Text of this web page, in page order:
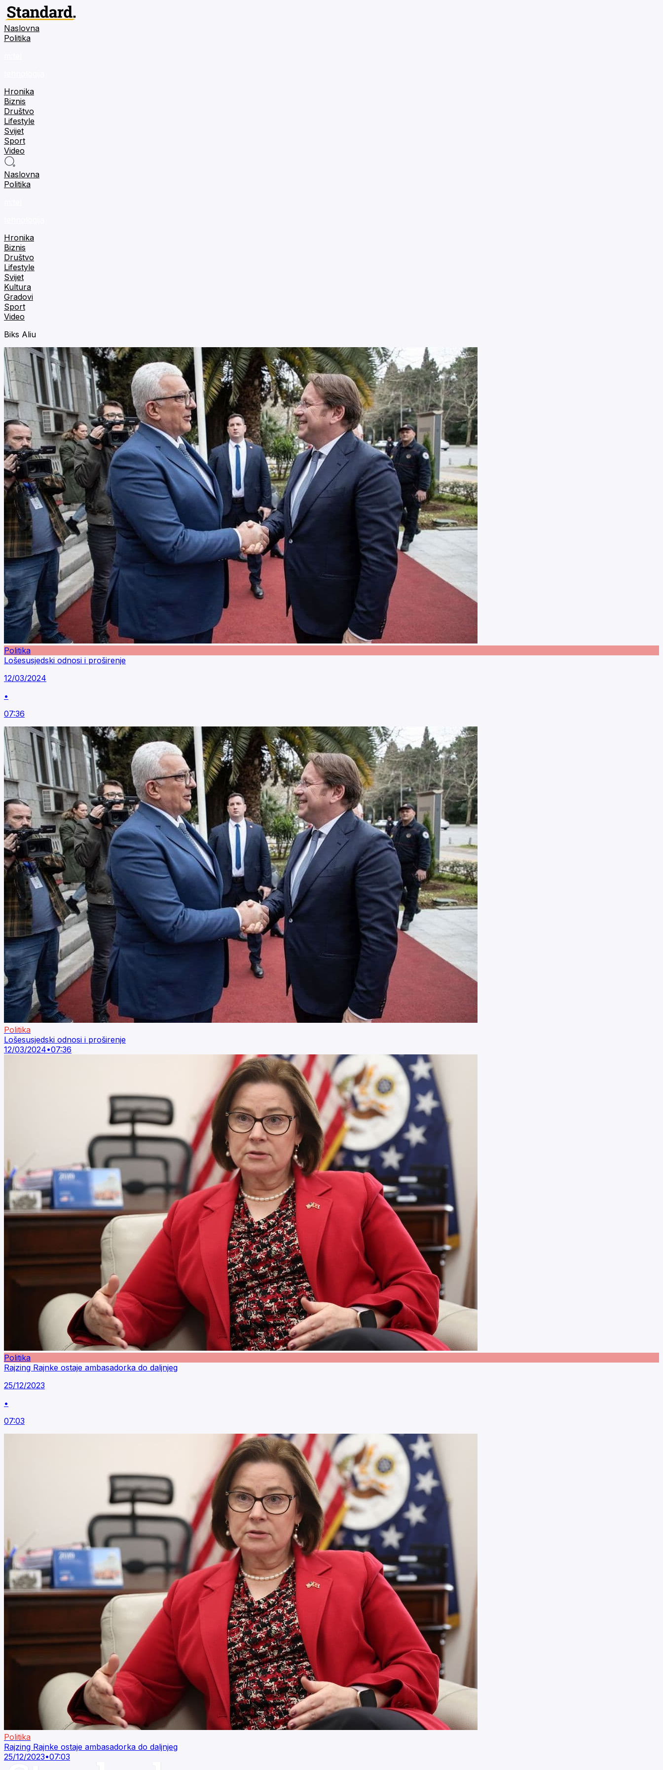
Naslovna
Politika
Hronika
Biznis
Društvo
Lifestyle
Svijet
Sport
Video
Naslovna
Politika
Hronika
Biznis
Društvo
Lifestyle
Svijet
Kultura
Gradovi
Sport
Video
Biks Aliu
Politika
Lošesusjedski odnosi i proširenje
12/03/2024
•
07:36
Politika
Lošesusjedski odnosi i proširenje
12/03/2024•07:36
Politika
Rajzing Rajnke ostaje ambasadorka do daljnjeg
25/12/2023
•
07:03
Politika
Rajzing Rajnke ostaje ambasadorka do daljnjeg
25/12/2023•07:03